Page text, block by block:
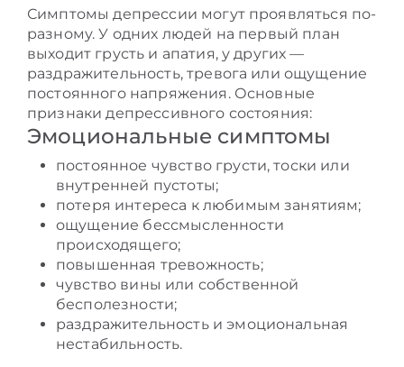
Симптомы депрессии могут проявляться по-
разному. У одних людей на первый план
выходит грусть и апатия, у других —
раздражительность, тревога или ощущение
постоянного напряжения. Основные
признаки депрессивного состояния:
Эмоциональные симптомы
постоянное чувство грусти, тоски или
внутренней пустоты;
потеря интереса к любимым занятиям;
ощущение бессмысленности
происходящего;
повышенная тревожность;
чувство вины или собственной
бесполезности;
раздражительность и эмоциональная
нестабильность.